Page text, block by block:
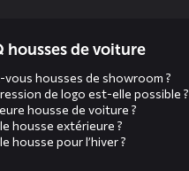
housses de voiture
vous housses de showroom ?
de logo est-elle possible ?
housse de voiture ?
housse extérieure ?
housse pour l’hiver ?